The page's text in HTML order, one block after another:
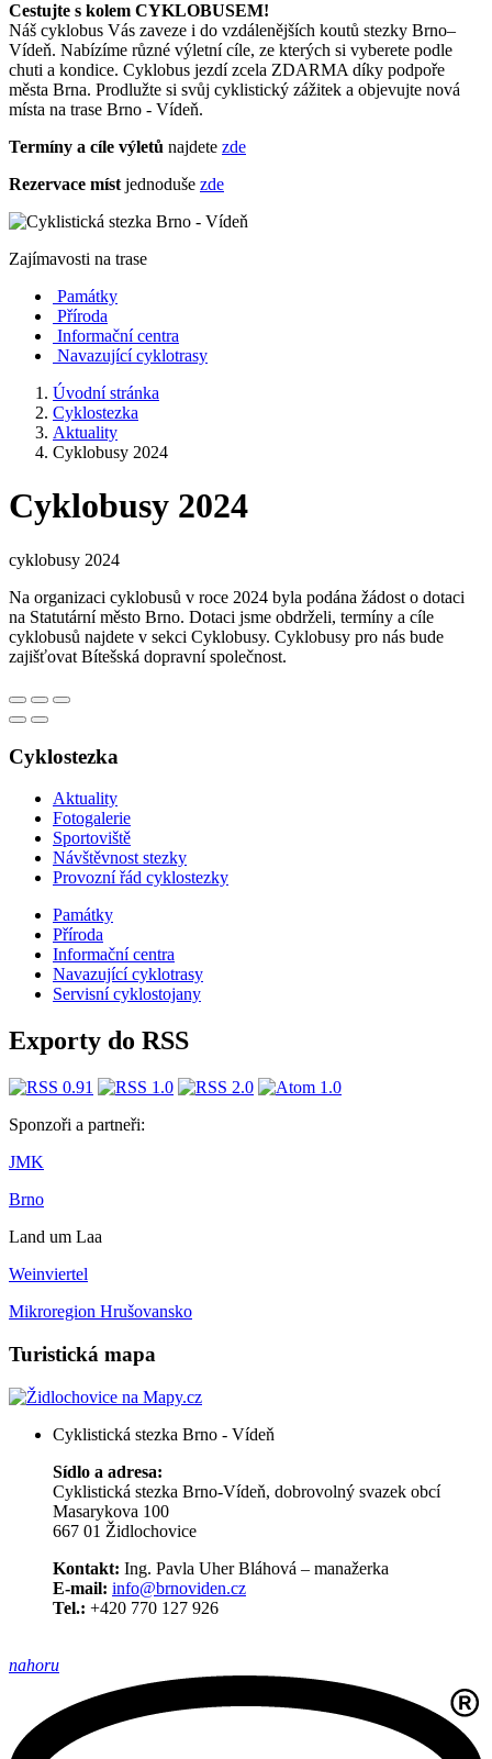
Cestujte s kolem CYKLOBUSEM!
Náš cyklobus Vás zaveze i do vzdálenějších koutů stezky Brno–
Vídeň. Nabízíme různé výletní cíle, ze kterých si vyberete podle
chuti a kondice. Cyklobus jezdí zcela ZDARMA díky podpoře
města Brna. Prodlužte si svůj cyklistický zážitek a objevujte nová
místa na trase Brno - Vídeň.
Termíny a cíle výletů najdete zde
Rezervace míst jednoduše zde
Zajímavosti na trase
Památky
Příroda
Informační centra
Navazující cyklotrasy
Úvodní stránka
Cyklostezka
Aktuality
Cyklobusy 2024
Cyklobusy 2024
cyklobusy 2024
Na organizaci cyklobusů v roce 2024 byla podána žádost o dotaci
na Statutární město Brno. Dotaci jsme obdrželi, termíny a cíle
cyklobusů najdete v sekci Cyklobusy. Cyklobusy pro nás bude
zajišťovat Bítešská dopravní společnost.
Cyklostezka
Aktuality
Fotogalerie
Sportoviště
Návštěvnost stezky
Provozní řád cyklostezky
Památky
Příroda
Informační centra
​​Navazující cyklotrasy
Servisní cyklostojany
Exporty do RSS
Sponzoři a partneři:
JMK
Brno
Land um Laa
Weinviertel
Mikroregion Hrušovansko
Turistická mapa
Cyklistická stezka Brno - Vídeň
Sídlo a adresa:
Cyklistická stezka Brno-Vídeň, dobrovolný svazek obcí
Masarykova 100
667 01 Židlochovice
Kontakt: Ing. Pavla Uher Bláhová – manažerka
E-mail: info@brnoviden.cz
Tel.: +420 770 127 926
nahoru